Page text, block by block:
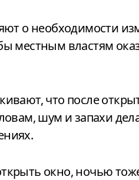
о необходимости
местным властям
что после
шум и запахи
окно, ночью